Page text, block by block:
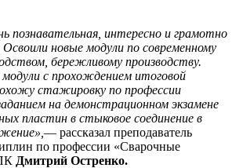
познавательная, интересно и грамотно
новые модули по современному
бережливому производству.
с прохождением итоговой
стажировку по профессии
на демонстрационном экзамене
пластин в стыковое соединение в
― рассказал преподаватель
по профессии «Сварочные
Дмитрий Остренко.